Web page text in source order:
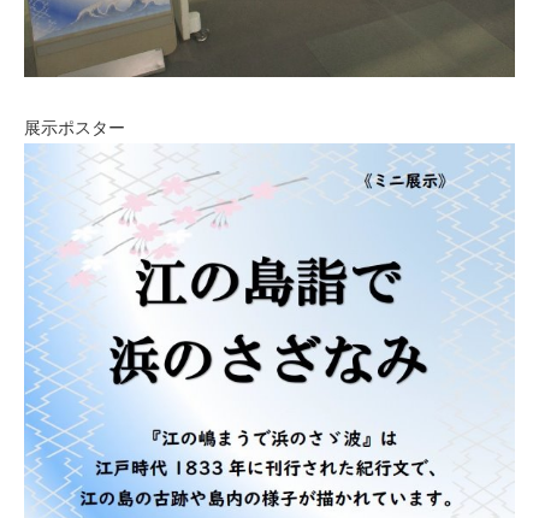
展示ポスター